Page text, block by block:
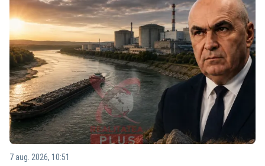
7 aug. 2026, 10:51